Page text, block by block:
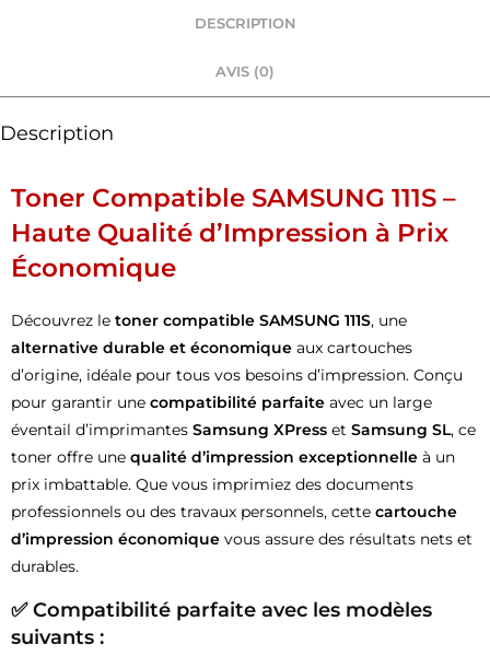
DESCRIPTION
AVIS (0)
Description
Toner Compatible SAMSUNG 111S –
Haute Qualité d’Impression à Prix
Économique
Découvrez le toner compatible SAMSUNG 111S, une
alternative durable et économique aux cartouches
d’origine, idéale pour tous vos besoins d’impression. Conçu
pour garantir une compatibilité parfaite avec un large
éventail d’imprimantes Samsung XPress et Samsung SL, ce
toner offre une qualité d’impression exceptionnelle à un
prix imbattable. Que vous imprimiez des documents
professionnels ou des travaux personnels, cette cartouche
d’impression économique vous assure des résultats nets et
durables.
✅ Compatibilité parfaite avec les modèles
suivants :